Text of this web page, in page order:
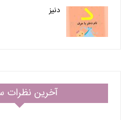
دنیز
آخرین نظرات